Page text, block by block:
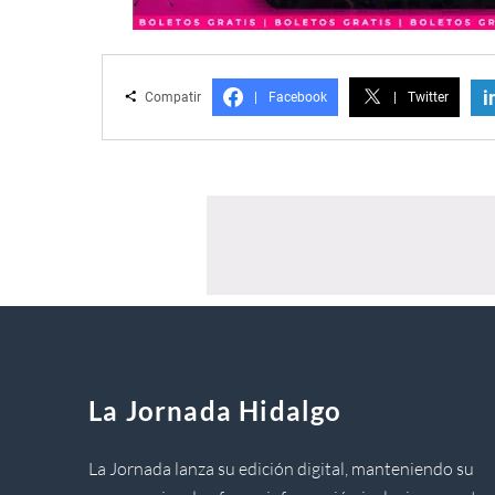
Compatir Facebook Twitter
La Jornada Hidalgo
La Jornada lanza su edición digital, manteniendo su